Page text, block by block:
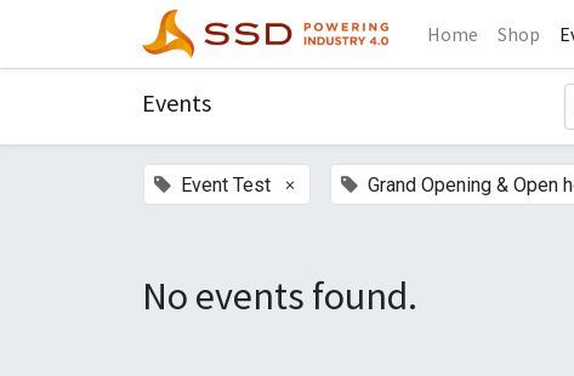
Home Shop
Events
Event Test × Grand Opening & Open
No events found.